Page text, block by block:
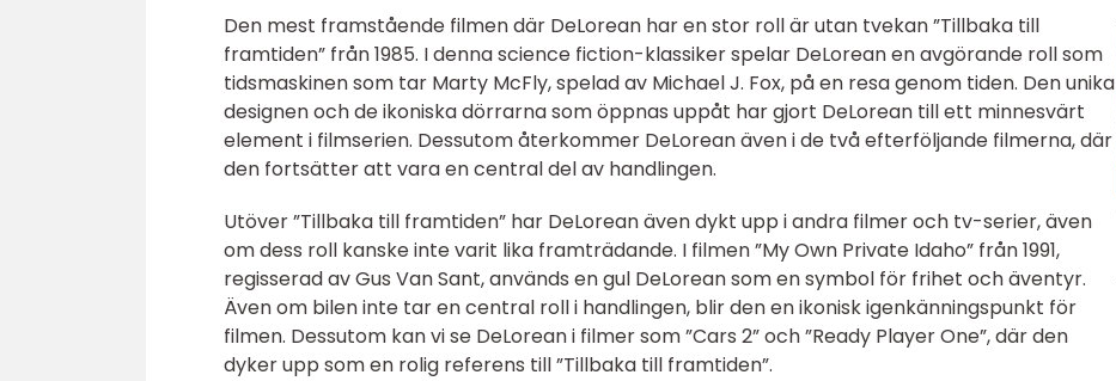
Den mest framstående filmen där DeLorean har en stor roll är utan tvekan ”Tillbaka till
framtiden” från 1985. I denna science fiction-klassiker spelar DeLorean en avgörande roll som
tidsmaskinen som tar Marty McFly, spelad av Michael J. Fox, på en resa genom tiden. Den unika
designen och de ikoniska dörrarna som öppnas uppåt har gjort DeLorean till ett minnesvärt
element i filmserien. Dessutom återkommer DeLorean även i de två efterföljande filmerna, där
den fortsätter att vara en central del av handlingen.
Utöver ”Tillbaka till framtiden” har DeLorean även dykt upp i andra filmer och tv-serier, även
om dess roll kanske inte varit lika framträdande. I filmen ”My Own Private Idaho” från 1991,
regisserad av Gus Van Sant, används en gul DeLorean som en symbol för frihet och äventyr.
Även om bilen inte tar en central roll i handlingen, blir den en ikonisk igenkänningspunkt för
filmen. Dessutom kan vi se DeLorean i filmer som ”Cars 2” och ”Ready Player One”, där den
dyker upp som en rolig referens till ”Tillbaka till framtiden”.